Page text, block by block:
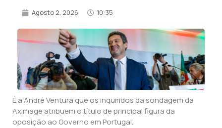
Agosto 2, 2026 10:35
É a André Ventura que os inquiridos da sondagem da
Aximage atribuem o título de principal figura da
oposição ao Governo em Portugal.